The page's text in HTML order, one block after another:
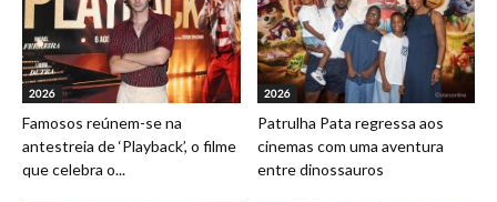
2026
Famosos reúnem-se na
antestreia de ‘Playback’, o filme
que celebra o...
2026
Patrulha Pata regressa aos
cinemas com uma aventura
entre dinossauros